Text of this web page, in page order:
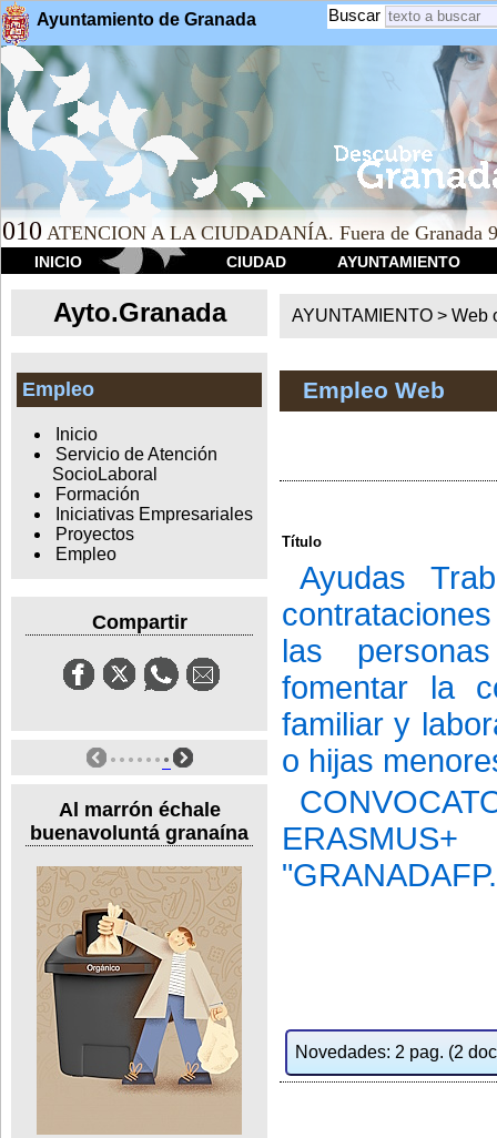
Ayuntamiento de Granada Buscar
010 ATENCION A LA CIUDADANÍA. Fuera de Granada
INICIO CIUDAD AYUNTAMIENTO
Ayto.Granada
Empleo
Inicio
Servicio de Atención
SocioLaboral
Formación
Iniciativas Empresariales
Proyectos
Empleo
Compartir
Al marrón échale
buenavoluntá granaína
AYUNTAMIENTO > Web
Empleo Web
Título
Ayudas
las
fomentar la
familiar y
o hijas
Novedades: 2 pag. (2